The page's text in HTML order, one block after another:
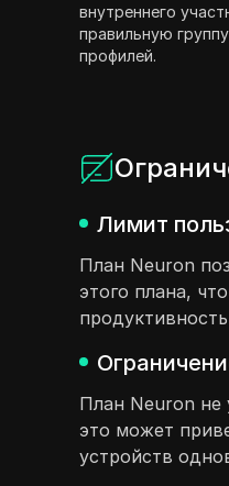
внутреннего
правильную
профилей.
Лимит
План Neuron
этого плана,
План Neuron не
это может
устройств